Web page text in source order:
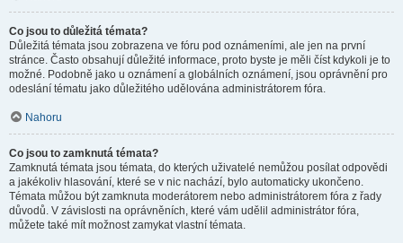
Co jsou to důležitá témata?
Důležitá témata jsou zobrazena ve fóru pod oznámeními, ale jen na první
stránce. Často obsahují důležité informace, proto byste je měli číst kdykoli je to
možné. Podobně jako u oznámení a globálních oznámení, jsou oprávnění pro
odeslání tématu jako důležitého udělována administrátorem fóra.
Nahoru
Co jsou to zamknutá témata?
Zamknutá témata jsou témata, do kterých uživatelé nemůžou posílat odpovědi
a jakékoliv hlasování, které se v nic nachází, bylo automaticky ukončeno.
Témata můžou být zamknuta moderátorem nebo administrátorem fóra z řady
důvodů. V závislosti na oprávněních, které vám udělil administrátor fóra,
můžete také mít možnost zamykat vlastní témata.